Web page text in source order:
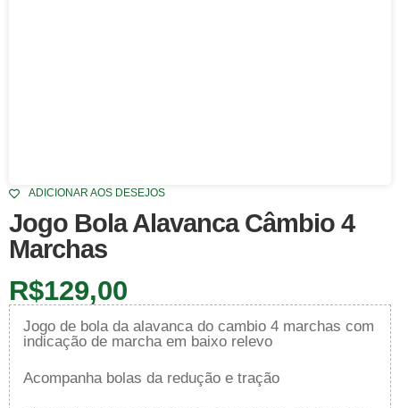
ADICIONAR AOS DESEJOS
Jogo Bola Alavanca Câmbio 4
Marchas
R$129,00
Jogo de bola da alavanca do cambio 4 marchas com
indicação de marcha em baixo relevo
Acompanha bolas da redução e tração